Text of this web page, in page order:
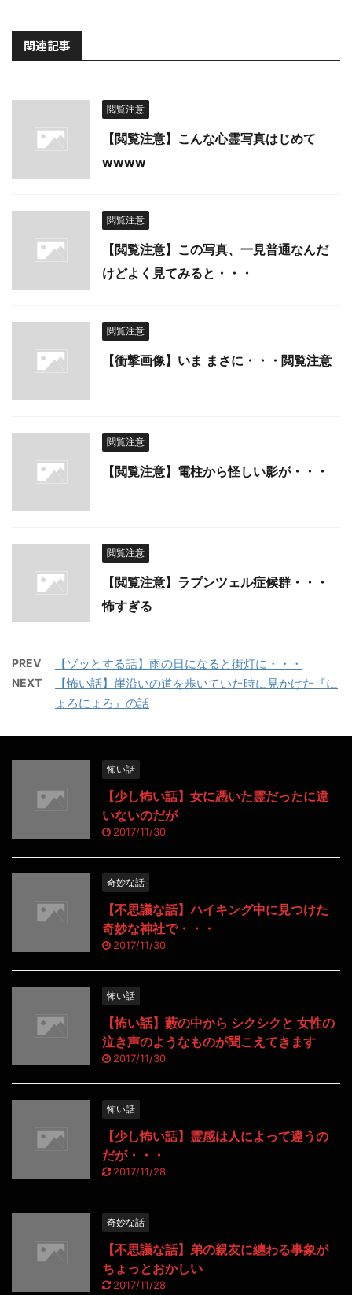
関連記事
閲覧注意
【閲覧注意】こんな心霊写真はじめて
wwww
閲覧注意
【閲覧注意】この写真、一見普通なんだ
けどよく見てみると・・・
閲覧注意
【衝撃画像】いま まさに・・・閲覧注意
閲覧注意
【閲覧注意】電柱から怪しい影が・・・
閲覧注意
【閲覧注意】ラプンツェル症候群・・・
怖すぎる
PREV 【ゾッとする話】雨の日になると街灯に・・・
NEXT
【怖い話】崖沿いの道を歩いていた時に見かけた『に
ょろにょろ』の話
怖い話
【少し怖い話】女に憑いた霊だったに違
いないのだが
2017/11/30
奇妙な話
【不思議な話】ハイキング中に見つけた
奇妙な神社で・・・
2017/11/30
怖い話
【怖い話】藪の中から シクシクと 女性の
泣き声のようなものが聞こえてきます
2017/11/30
怖い話
【少し怖い話】霊感は人によって違うの
だが・・・
2017/11/28
奇妙な話
【不思議な話】弟の親友に纏わる事象が
ちょっとおかしい
2017/11/28